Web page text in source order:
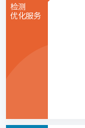
检测
优化服务